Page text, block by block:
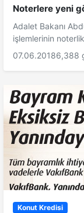
Noterlere yeni
Adalet Bakanı
işlemlerinin
07.06.20186,388
Konut Kredisi